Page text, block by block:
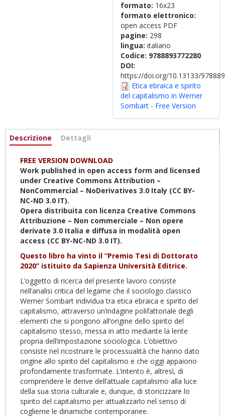
formato: 16x23
formato elettronico:
open access PDF
pagine: 298
lingua: italiano
Codice: 9788893772280
DOI:
https://doi.org/10.13133/
Etica ebraica e spirito
del capitalismo in Werner
Sombart - Free Version
Informazioni
Descrizione (scheda
Dettagli
FREE VERSION DOWNLOAD
Work published in open access form and licensed
under Creative Commons Attribution –
NonCommercial – NoDerivatives 3.0 Italy (CC BY-
NC-ND 3.0 IT).
Opera distribuita con licenza Creative Commons
Attribuzione – Non commerciale – Non opere
derivate 3.0 Italia e diffusa in modalità open
access (CC BY-NC-ND 3.0 IT).
Questo libro ha vinto il “Premio Tesi di Dottorato
2020” istituito da Sapienza Università Editrice.
L’oggetto di ricerca del presente lavoro consiste
nell’analisi critica del legame che il sociologo classico
Werner Sombart individua tra etica ebraica e spirito del
capitalismo, attraverso un’indagine polifattoriale degli
elementi che si pongono all’origine dello spirito del
capitalismo stesso, messa in atto mediante la lente
propria dell’impostazione sociologica. L’obiettivo
consiste nel ricostruire le processualità che hanno dato
origine allo spirito del capitalismo e che oggi appaiono
profondamente trasformate. L’intento è, altresì, di
comprendere le derive dell’attuale capitalismo alla luce
della sua storia culturale e, dunque, di storicizzare lo
spirito del capitalismo per attualizzarlo nel senso di
coglierne le dinamiche contemporanee.